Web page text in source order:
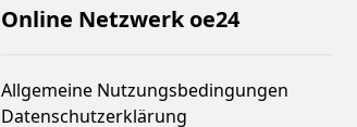
Online Netzwerk oe24
Allgemeine Nutzungsbedingungen
Datenschutzerklärung